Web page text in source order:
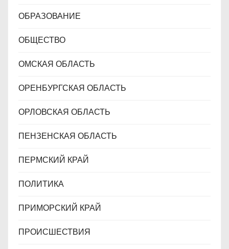
ОБРАЗОВАНИЕ
ОБЩЕСТВО
ОМСКАЯ ОБЛАСТЬ
ОРЕНБУРГСКАЯ ОБЛАСТЬ
ОРЛОВСКАЯ ОБЛАСТЬ
ПЕНЗЕНСКАЯ ОБЛАСТЬ
ПЕРМСКИЙ КРАЙ
ПОЛИТИКА
ПРИМОРСКИЙ КРАЙ
ПРОИСШЕСТВИЯ